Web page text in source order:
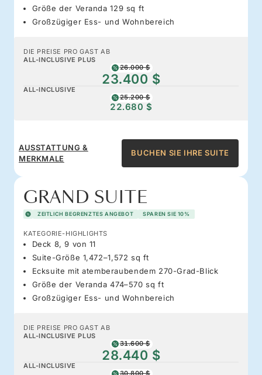
Größe der Veranda 129 sq ft
Großzügiger Ess- und Wohnbereich
DIE PREISE PRO GAST AB
ALL-INCLUSIVE PLUS
26.000 $
23.400 $
ALL-INCLUSIVE
25.200 $
22.680 $
AUSSTATTUNG &
MERKMALE
BUCHEN SIE IHRE SUITE
GRAND SUITE
ZEITLICH BEGRENZTES ANGEBOT SPAREN SIE 10%
KATEGORIE-HIGHLIGHTS
Deck 8, 9 von 11
Suite-Größe 1,472–1,572 sq ft
Ecksuite mit atemberaubendem 270-Grad-Blick
Größe der Veranda 474–570 sq ft
Großzügiger Ess- und Wohnbereich
DIE PREISE PRO GAST AB
ALL-INCLUSIVE PLUS
31.600 $
28.440 $
ALL-INCLUSIVE
30.800 $